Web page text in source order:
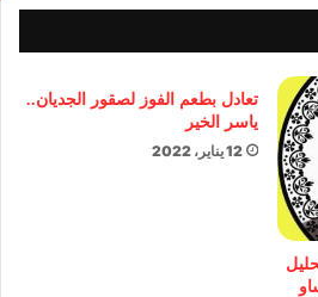
تعادل بطعم الفوز لصقور الجديان..
ياسر الخير
12 يناير، 2022